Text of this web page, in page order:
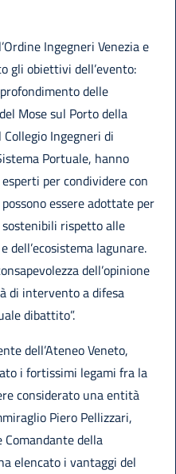
Ingegneri Venezia e
gli obiettivi dell’evento:
delle
Mose sul Porto della
Ingegneri di
Portuale, hanno
per condividere con
essere adottate per
rispetto alle
dell’ecosistema lagunare.
dell’opinione
di intervento a difesa
dibattito”.
dell’Ateneo Veneto,
i fortissimi legami fra la
considerato una entità
Piero Pellizzari,
della
elencato i vantaggi del